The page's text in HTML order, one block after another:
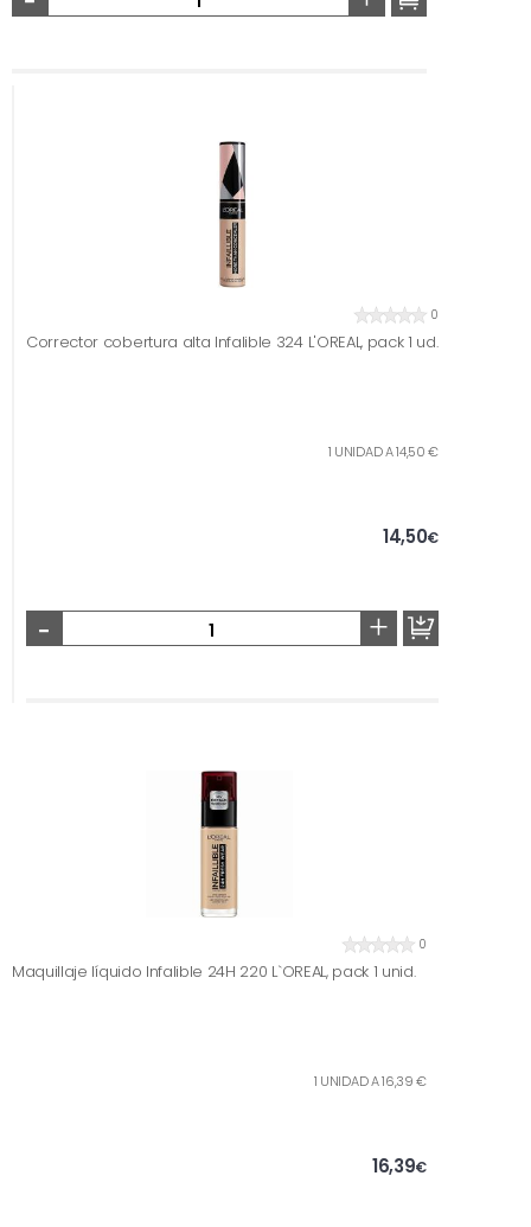
0
Corrector cobertura alta Infalible 324 L'OREAL, pack 1 ud.
1 UNIDAD A 14,50 €
14,50€
- +
0
Maquillaje líquido Infalible 24H 220 L`OREAL, pack 1 unid.
1 UNIDAD A 16,39 €
16,39€